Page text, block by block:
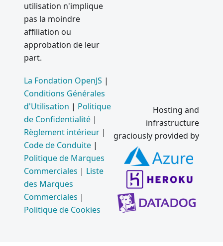
utilisation n'implique
pas la moindre
affiliation ou
approbation de leur
part.
La Fondation OpenJS |
Conditions Générales
d'Utilisation | Politique
de Confidentialité |
Règlement intérieur |
Code de Conduite |
Politique de Marques
Commerciales | Liste
des Marques
Commerciales |
Politique de Cookies
Hosting and
infrastructure
graciously provided by